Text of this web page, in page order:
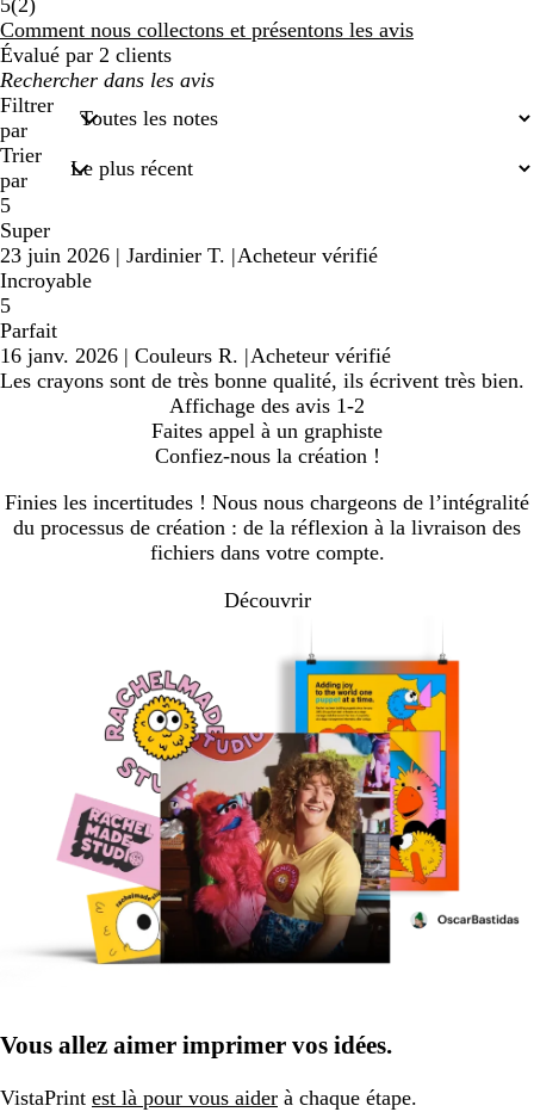
avis
Comment nous collectons et présentons les avis
Évalué par 2 clients
Mes
recherches
saisies
Filtrer
par
Trier
par
5
Super
23 juin 2026 | Jardinier T. |Acheteur vérifié
Incroyable
5
Parfait
16 janv. 2026 | Couleurs R. |Acheteur vérifié
Les crayons sont de très bonne qualité, ils écrivent très bien.
Affichage des avis 1-2
Faites appel à un graphiste
Confiez-nous la création !
Finies les incertitudes ! Nous nous chargeons de l’intégralité
du processus de création : de la réflexion à la livraison des
fichiers dans votre compte.
Découvrir
Vous allez aimer imprimer vos idées.
VistaPrint est là pour vous aider à chaque étape.